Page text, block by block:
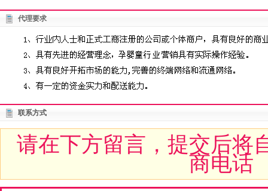
代理要求
联系方式
请在下方留言，提交后将
商电话